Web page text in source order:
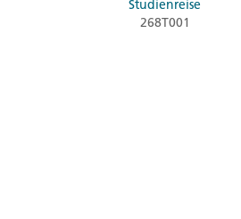
Studienreise
268T001